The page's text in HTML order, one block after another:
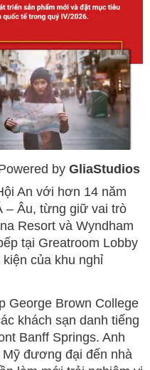
by GliaStudios
An với hơn 14 năm
– Âu, từng giữ vai trò
Resort và Wyndham
tại Greatroom Lobby
của khu nghỉ
George Brown College
khách sạn danh tiếng
Banff Springs. Anh
đương đại đến nhà